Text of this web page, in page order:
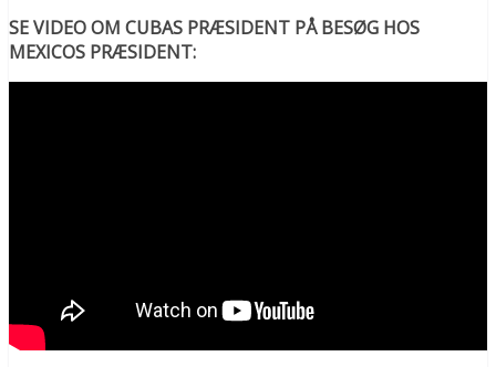
SE VIDEO OM CUBAS PRÆSIDENT PÅ BESØG HOS
MEXICOS PRÆSIDENT: